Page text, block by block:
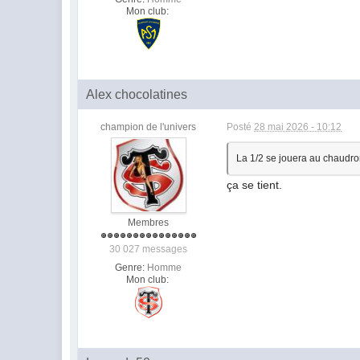
Mon club:
Alex chocolatines
champion de l'univers
Membres
30 027 messages
Genre: Homme
Mon club:
Posté28 mai 2026 - 10:12
La 1/2 se jouera au
ça se tient.